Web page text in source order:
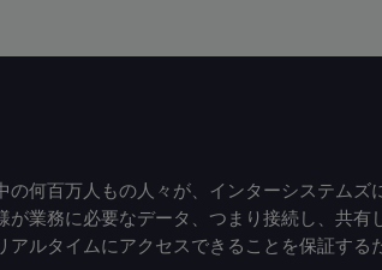
の何百万人もの人々が、インターシステムズ
が業務に必要なデータ、つまり接続し、共
アルタイムにアクセスできることを保証する